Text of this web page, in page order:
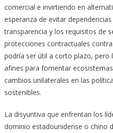
comercial e invirtiendo en
esperanza de evitar
transparencia y los requisitos de
protecciones contractuales
podría ser útil a corto plazo, pero
afines para fomentar
cambios unilaterales en las
sostenibles.
La disyuntiva que enfrentan los
dominio estadounidense o chino